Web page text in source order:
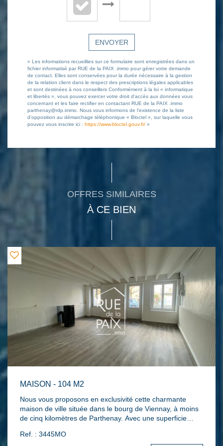
ENVOYER
« Les informations recueillies sur ce formulaire sont enregistrées dans un
fichier informatisé par RUE de la PAIX .immo pour gérer votre demande
de contact. Elles sont conservées pour la durée nécessaire à la gestion
de la relation client dans le respect des prescriptions légales applicables
et sont destinées à nos conseillers Conformément à la loi « informatique
et libertés », vous pouvez exercer votre droit d'accès aux données vous
concernant et les faire rectifier en contactant RUE de la PAIX .immo
parthenay@rdp.immo. Nous vous informons de l'existence de la liste
d'opposition au démarchage téléphonique « Bloctel », sur laquelle vous
pouvez vous inscrire ici : https://www.bloctel.gouv.fr/ »
OFFRES SIMILAIRES
À CE BIEN
MAISON - 104 M2
Nous vous proposons en exclusivité cette charmante
maison de ville située dans le bourg de Viennay, à moins
de cinq kilomètres de Parthenay. Avec une superficie
maison lumineuse offre un cadre de vie agréable et
Ref. : 3445MO